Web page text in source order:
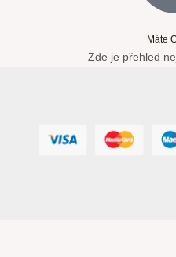
Máte
Zde je přehled